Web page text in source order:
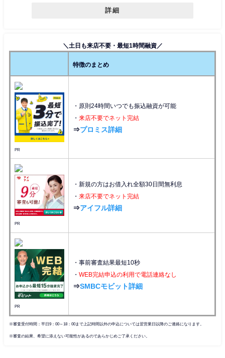
詳細
＼土日も来店不要・最短1時間融資／
特徴のまとめ
PR
・原則24時間いつでも振込融資が可能
・ 来店不要でネット完結
⇒プロミス詳細
PR
・新規の方はお借入れ全額30日間無利息
・ 来店不要でネット完結
⇒アイフル詳細
PR
・事前審査結果最短10秒
・ WEB完結申込の利用で電話連絡なし
⇒SMBCモビット詳細
※審査受付時間：平日9：00～18：00まで上記時間以外の申込については翌営業日以降のご連絡になります。
※審査の結果、希望に添えない可能性があるのであらかじめご了承ください。